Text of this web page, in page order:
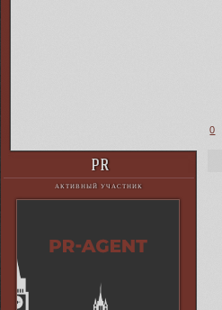
0
PR
АКТИВНЫЙ УЧАСТНИК